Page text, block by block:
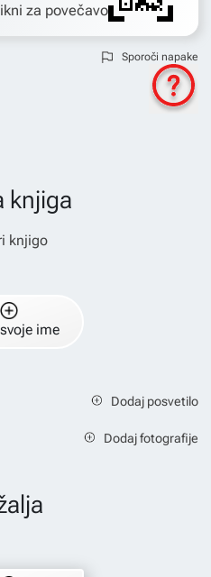
za povečavo
Sporoči napake
knjiga
knjigo
ime
Dodaj posvetilo
Dodaj fotografije